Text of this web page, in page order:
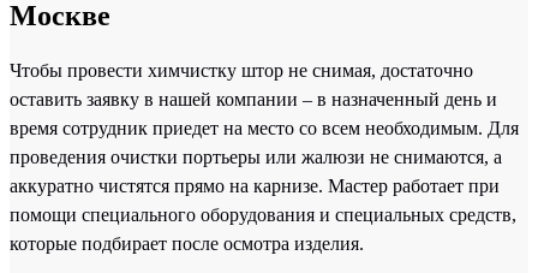
Москве
Чтобы провести химчистку штор не снимая, достаточно
оставить заявку в нашей компании – в назначенный день и
время сотрудник приедет на место со всем необходимым. Для
проведения очистки портьеры или жалюзи не снимаются, а
аккуратно чистятся прямо на карнизе. Мастер работает при
помощи специального оборудования и специальных средств,
которые подбирает после осмотра изделия.